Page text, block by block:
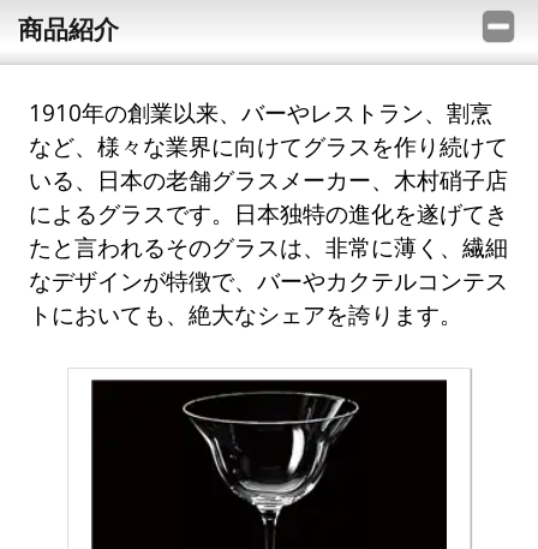
商品紹介
1910年の創業以来、バーやレストラン、割烹
など、様々な業界に向けてグラスを作り続けて
いる、日本の老舗グラスメーカー、木村硝子店
によるグラスです。日本独特の進化を遂げてき
たと言われるそのグラスは、非常に薄く、繊細
なデザインが特徴で、バーやカクテルコンテス
トにおいても、絶大なシェアを誇ります。